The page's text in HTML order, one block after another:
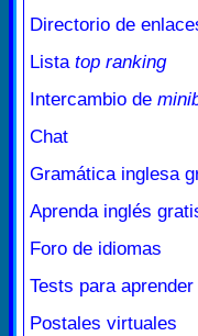
Directorio de
Lista top ranking
Intercambio de
Chat
Gramática inglesa
Aprenda inglés
Foro de idiomas
Tests para
Postales virtuales